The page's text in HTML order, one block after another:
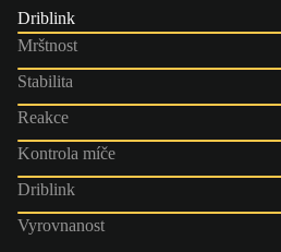
Driblink
Mrštnost
Stabilita
Reakce
Kontrola míče
Driblink
Vyrovnanost